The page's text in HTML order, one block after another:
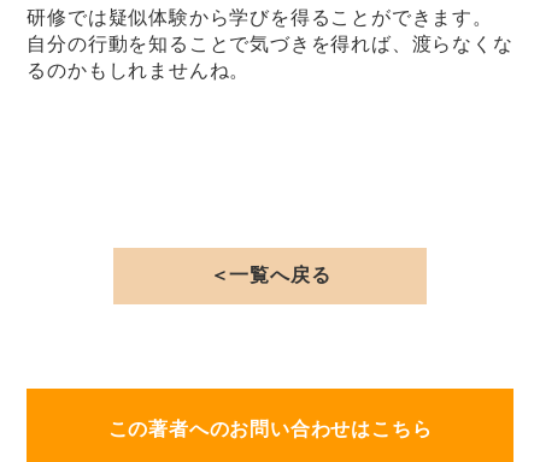
研修では疑似体験から学びを得ることができます。
自分の行動を知ることで気づきを得れば、渡らなくな
るのかもしれませんね。
＜一覧へ戻る
この著者へのお問い合わせはこちら